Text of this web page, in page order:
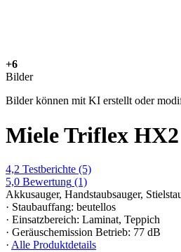
+6
Bilder
Bilder können mit KI erstellt oder
Miele Triflex HX2
4,2 Testberichte (5)
5,0 Bewertung (1)
Akkusauger, Handstaubsauger,
· Staubauffang: beutellos
· Einsatzbereich: Laminat, Teppich
· Geräuschemission Betrieb: 77 dB
· Alle Produktdetails